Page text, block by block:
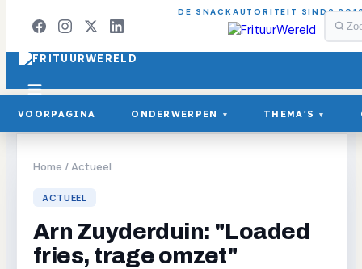
DE SNACKAUTORITEIT SINDS
VOORPAGINA ONDERWERPEN ▾ THEMA'S ▾
Home /Actueel
ACTUEEL
Arn Zuyderduin: "Loaded
fries, trage omzet"